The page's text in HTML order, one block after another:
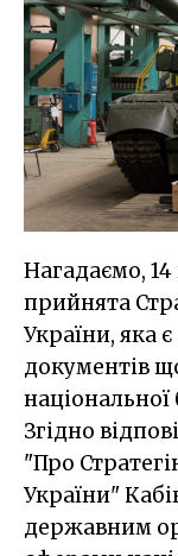
Нагадаємо,
прийнята
України, яка
документів
Згідно
"Про
України"
державним